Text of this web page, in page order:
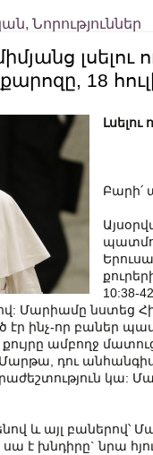
, Նորություններ
լսելու
18
Բարի՛
10:38-
Մարիամը նստեց
էր ինչ-որ բաներ
ամբողջ
դու
կա:
և այլ բաներով՝
է խնդիրը` նրա